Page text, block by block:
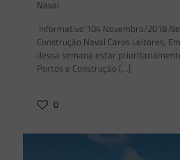
Naval
Informativo 104 Novembro/2018
Construção Naval Caros Leitores,
dessa semana estar
Portos e Construção […]
0